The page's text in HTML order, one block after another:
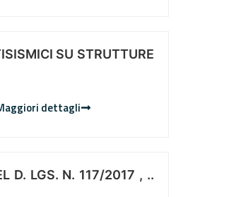
SU STRUTTURE
dettagli
D. LGS. N. 117/2017 , ..